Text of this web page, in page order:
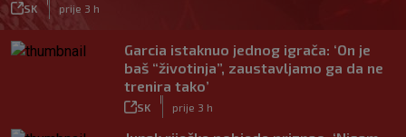
SK prije 3 h
Garcia istaknuo jednog igrača: ‘On je
baš “životinja”, zaustavljamo ga da ne
trenira tako’
SK prije 3 h